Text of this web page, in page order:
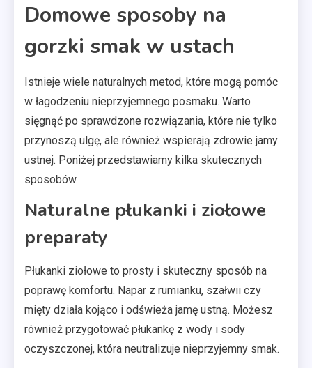
Domowe sposoby na
gorzki smak w ustach
Istnieje wiele naturalnych metod, które mogą pomóc
w łagodzeniu nieprzyjemnego posmaku. Warto
sięgnąć po sprawdzone rozwiązania, które nie tylko
przynoszą ulgę, ale również wspierają zdrowie jamy
ustnej. Poniżej przedstawiamy kilka skutecznych
sposobów.
Naturalne płukanki i ziołowe
preparaty
Płukanki ziołowe to prosty i skuteczny sposób na
poprawę komfortu. Napar z rumianku, szałwii czy
mięty działa kojąco i odświeża jamę ustną. Możesz
również przygotować płukankę z wody i sody
oczyszczonej, która neutralizuje nieprzyjemny smak.